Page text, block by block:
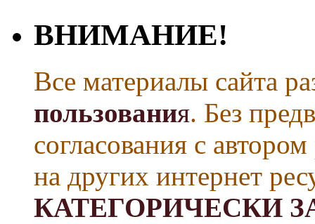
ВНИМАНИЕ!
Все материалы сайта
пользования. Без
согласования с
на других интернет
КАТЕГОРИЧЕСКИ